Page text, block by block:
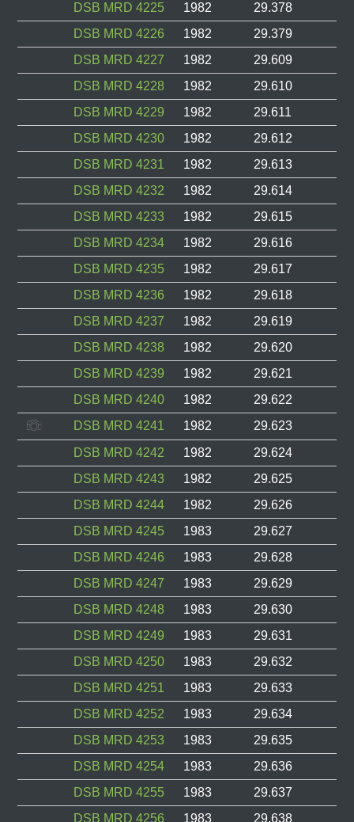
DSB MRD 4225
1982
29.378
DSB MRD 4226
1982
29.379
DSB MRD 4227
1982
29.609
DSB MRD 4228
1982
29.610
DSB MRD 4229
1982
29.611
DSB MRD 4230
1982
29.612
DSB MRD 4231
1982
29.613
DSB MRD 4232
1982
29.614
DSB MRD 4233
1982
29.615
DSB MRD 4234
1982
29.616
DSB MRD 4235
1982
29.617
DSB MRD 4236
1982
29.618
DSB MRD 4237
1982
29.619
DSB MRD 4238
1982
29.620
DSB MRD 4239
1982
29.621
DSB MRD 4240
1982
29.622
DSB MRD 4241
1982
29.623
DSB MRD 4242
1982
29.624
DSB MRD 4243
1982
29.625
DSB MRD 4244
1982
29.626
DSB MRD 4245
1983
29.627
DSB MRD 4246
1983
29.628
DSB MRD 4247
1983
29.629
DSB MRD 4248
1983
29.630
DSB MRD 4249
1983
29.631
DSB MRD 4250
1983
29.632
DSB MRD 4251
1983
29.633
DSB MRD 4252
1983
29.634
DSB MRD 4253
1983
29.635
DSB MRD 4254
1983
29.636
DSB MRD 4255
1983
29.637
DSB MRD 4256
1983 29.638